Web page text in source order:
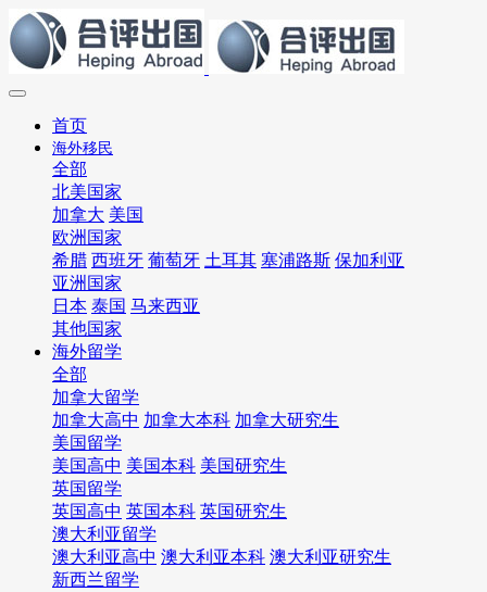
首页
海外移民
全部
北美国家
加拿大 美国
欧洲国家
希腊 西班牙 葡萄牙 土耳其 塞浦路斯 保加利亚
亚洲国家
日本 泰国 马来西亚
其他国家
海外留学
全部
加拿大留学
加拿大高中 加拿大本科 加拿大研究生
美国留学
美国高中 美国本科 美国研究生
英国留学
英国高中 英国本科 英国研究生
澳大利亚留学
澳大利亚高中 澳大利亚本科 澳大利亚研究生
新西兰留学